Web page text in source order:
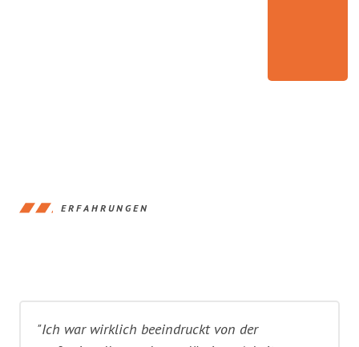
ERFAHRUNGEN
"Ich war wirklich beeindruckt von der